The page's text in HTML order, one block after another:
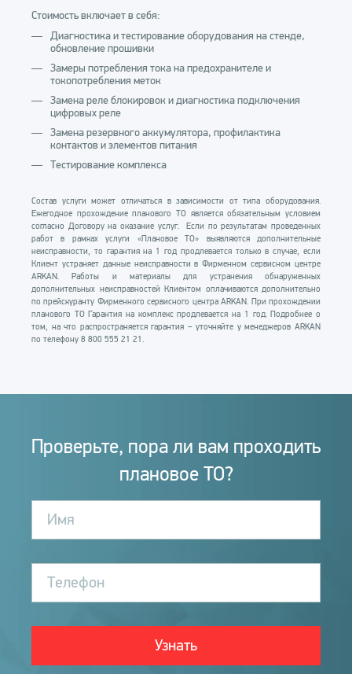
Стоимость включает в себя:
Диагностика и тестирование оборудования на стенде,
обновление прошивки
Замеры потребления тока на предохранителе и
токопотребления меток
Замена реле блокировок и диагностика подключения
цифровых реле
Замена резервного аккумулятора, профилактика
контактов и элементов питания
Тестирование комплекса
Состав услуги может отличаться в зависимости от типа оборудования.
Ежегодное прохождение планового ТО является обязательным условием
согласно Договору на оказание услуг. Если по результатам проведенных
работ в рамках услуги «Плановое ТО» выявляются дополнительные
неисправности, то гарантия на 1 год продлевается только в случае, если
Клиент устраняет данные неисправности в Фирменном сервисном центре
ARKAN. Работы и материалы для устранения обнаруженных
дополнительных неисправностей Клиентом оплачиваются дополнительно
по прейскуранту Фирменного сервисного центра ARKAN. При прохождении
планового ТО Гарантия на комплекс продлевается на 1 год. Подробнее о
том, на что распространяется гарантия – уточняйте у менеджеров ARKAN
по телефону 8 800 555 21 21.
Проверьте, пора ли вам проходить
плановое ТО?
Имя
Телефон